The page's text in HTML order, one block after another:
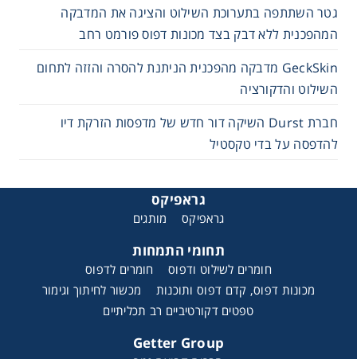
גטר השתתפה בתערוכת השילוט והציגה את המדבקה
המהפכנית ללא דבק בצד מכונות דפוס פורמט רחב
GeckSkin מדבקה מהפכנית הניתנת להסרה והזזה לתחום
השילוט והדקורציה
חברת Durst השיקה דור חדש של מדפסות הזרקת דיו
להדפסה על בדי טקסטיל
גראפיקס
גראפיקס מותגים
תחומי התמחות
חומרים לשילוט ודפוס
חומרים לדפוס
מכונות דפוס, קדם דפוס ותוכנות
מכשור לחיתוך וגימור
טפטים דקורטיביים רב תכליתיים
Getter Group